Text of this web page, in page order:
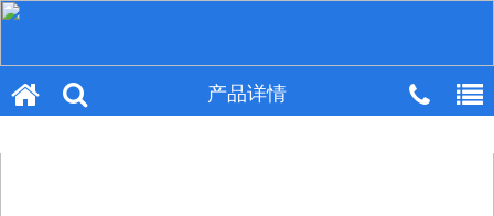
产品详情